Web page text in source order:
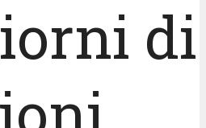
di